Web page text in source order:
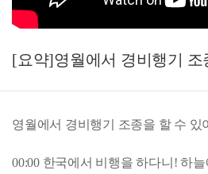
[요약]영월에서 경비행기 조
영월에서 경비행기 조종을 할 수 있
00:00 한국에서 비행을 하다니! 하